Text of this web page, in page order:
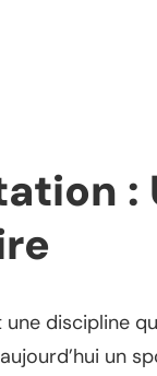
une discipline
un